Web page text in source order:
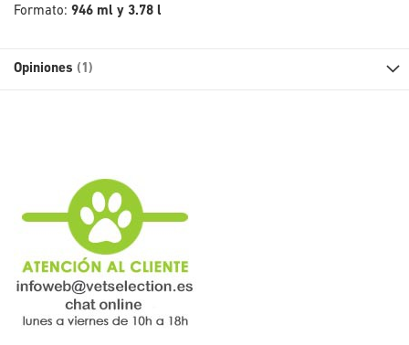
Formato: 946 ml y 3.78 l
Opiniones 1